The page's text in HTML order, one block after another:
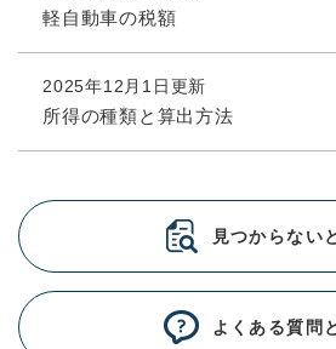
軽自動車の税額
2025年12月1日更新
所得の種類と算出方法
見つからない
よくある質問